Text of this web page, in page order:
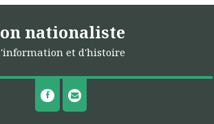
nationaliste
et d'histoire